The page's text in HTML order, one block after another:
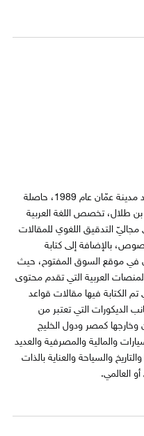
ميس جمال الدويك، العمر 32 عاماً، مواليد مدينة عمّان عام 1989، حاصلة
طلال، تخصص اللغة العربية
تزيد عن 4 سنوات في مجاليّ التدقيق اللغوي للمقالات
بالإضافة إلى كتابة
في موقع السوق المفتوح، حيث
العربية التي تقدم محتوى
الكتابة فيها مقالات قواعد
الديكورات التي تعتبر من
وخارجها كمصر ودول الخليج
والمالية والمصرفية والعديد
والسياحة والعناية بالذات
العالمي.